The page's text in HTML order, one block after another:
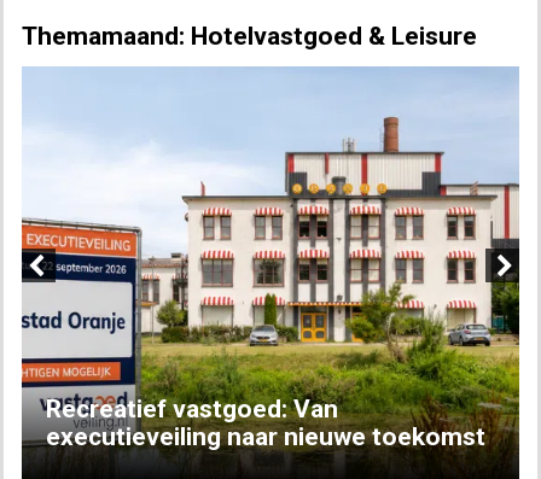
Themamaand: Hotelvastgoed & Leisure
Recreatief vastgoed: Van
executieveiling naar nieuwe toekomst
Next